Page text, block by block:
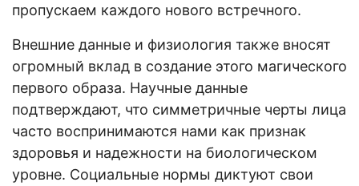
пропускаем каждого нового встречного.
Внешние данные и физиология также вносят
огромный вклад в создание этого магического
первого образа. Научные данные
подтверждают, что симметричные черты лица
часто воспринимаются нами как признак
здоровья и надежности на биологическом
уровне. Социальные нормы диктуют свои